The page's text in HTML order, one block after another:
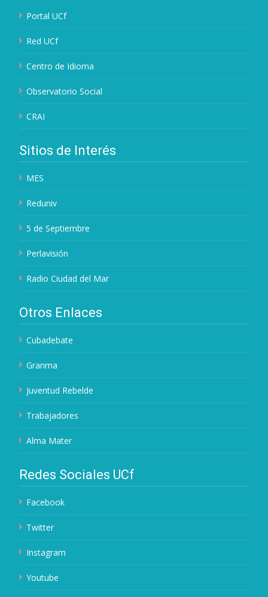
Portal UCf
Red UCf
Centro de Idioma
Observatorio Social
CRAI
Sitios de Interés
MES
Reduniv
5 de Septiembre
Perlavisión
Radio Ciudad del Mar
Otros Enlaces
Cubadebate
Granma
Juventud Rebelde
Trabajadores
Alma Mater
Redes Sociales UCf
Facebook
Twitter
Instagram
Youtube